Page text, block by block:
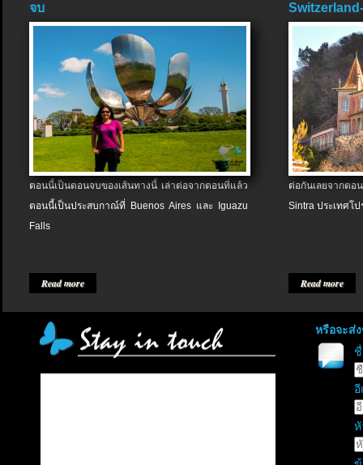
จบ
ตอนนี้เป็นตอนจบของเส้นทางนี้ เล่าต่อจากตอนที่แล้ว
ตอนนี้เป็นประสบกาณ์ที่ Buenos Aires และ Iguazu
Falls
Read more
ต่อกันเลยจากต
Sintra ประเทศโป
Read more
หรือจะส่
อี
หั